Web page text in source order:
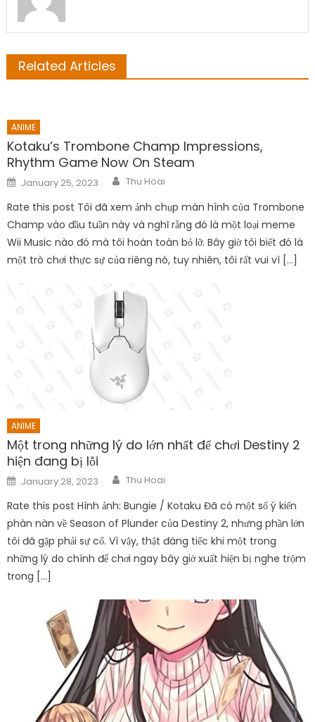
Related Articles
ANIME
Kotaku’s Trombone Champ Impressions,
Rhythm Game Now On Steam
Posted
on
January 25, 2023 Author
Thu Hoai
Rate this post Tôi đã xem ảnh chụp màn hình của Trombone
Champ vào đầu tuần này và nghĩ rằng đó là một loại meme
Wii Music nào đó mà tôi hoàn toàn bỏ lỡ. Bây giờ tôi biết đó là
một trò chơi thực sự của riêng nó, tuy nhiên, tôi rất vui vì […]
ANIME
Một trong những lý do lớn nhất để chơi Destiny 2
hiện đang bị lỗi
Posted
on
January 28, 2023 Author
Thu Hoai
Rate this post Hình ảnh: Bungie / Kotaku Đã có một số ý kiến ​​
phàn nàn về Season of Plunder của Destiny 2, nhưng phần lớn
tôi đã gặp phải sự cố. Vì vậy, thật đáng tiếc khi một trong
những lý do chính để chơi ngay bây giờ xuất hiện bị nghe trộm
trong […]